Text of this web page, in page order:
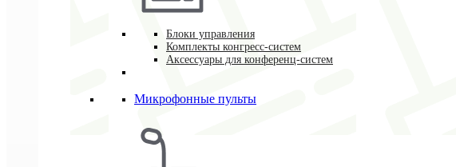
Блоки управления
Комплекты конгресс-систем
Аксессуары для конференц-систем
Микрофонные пульты